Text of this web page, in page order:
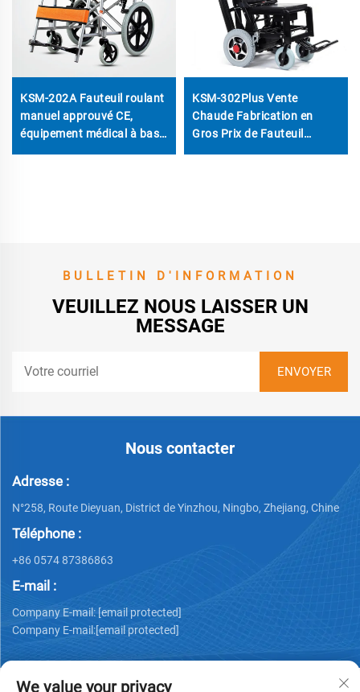
KSM-202A Fauteuil roulant
manuel approuvé CE,
équipement médical à bas
prix pour les personnes
KSM-302Plus Vente
Chaude Fabrication en
Gros Prix de Fauteuil
Roulant Électrique avec
BULLETIN D'INFORMATION
VEUILLEZ NOUS LAISSER UN
MESSAGE
Nous contacter
Adresse :
N°258, Route Dieyuan, District de Yinzhou, Ningbo, Zhejiang, Chine
Téléphone :
+86 0574 87386863
E-mail :
Company E-mail:[email protected]
Company E-mail:[email protected]
We value your privacy